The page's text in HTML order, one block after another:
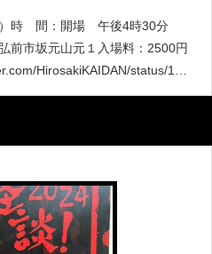
）時 間：開場 午後4時30分
前市坂元山元１入場料：2500円
HirosakiKAIDAN/status/181